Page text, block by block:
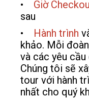
• Giờ
sau
•
Hành trình
khảo. Mỗi
và các yêu
Chúng tôi sẽ
tour với hành
nhất cho quý